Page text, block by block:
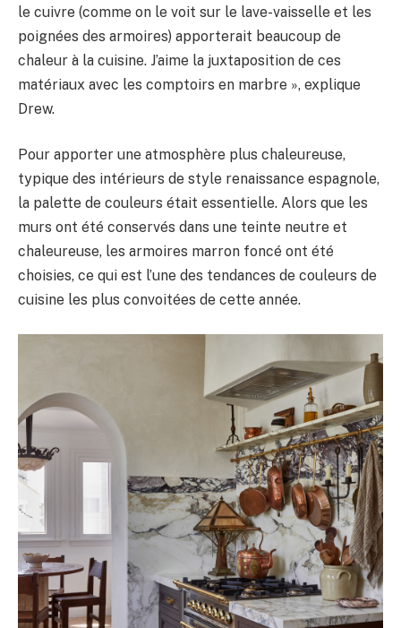
le cuivre (comme on le voit sur le lave-vaisselle et les
poignées des armoires) apporterait beaucoup de
chaleur à la cuisine. J’aime la juxtaposition de ces
matériaux avec les comptoirs en marbre », explique
Drew.
Pour apporter une atmosphère plus chaleureuse,
typique des intérieurs de style renaissance espagnole,
la palette de couleurs était essentielle. Alors que les
murs ont été conservés dans une teinte neutre et
chaleureuse, les armoires marron foncé ont été
choisies, ce qui est l’une des tendances de couleurs de
cuisine les plus convoitées de cette année.